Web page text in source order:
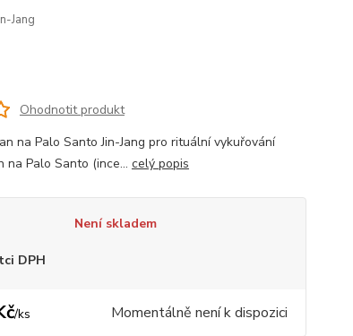
Jang
Ohodnotit produkt
na Palo Santo Jin-Jang pro rituální vykuřování
na Palo Santo (ince... celý popis
Není skladem
DPH
/ks Momentálně není k dispozici